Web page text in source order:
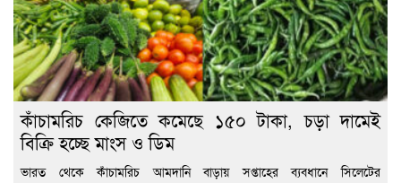
কাঁচামরিচ কেজিতে কমেছে ১৫০ টাকা, চড়া দামেই
বিক্রি হচ্ছে মাংস ও ডিম
ভারত থেকে কাঁচামরিচ আমদানি বাড়ায় সপ্তাহের ব্যবধানে সিলেটের